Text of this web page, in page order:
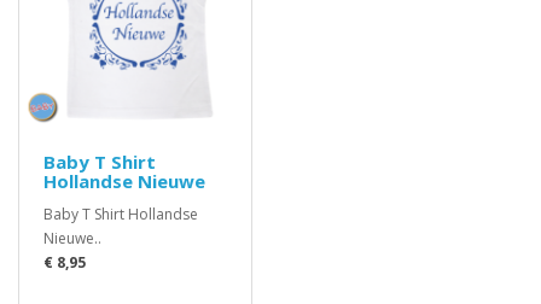
Baby T Shirt
Hollandse Nieuwe
Baby T Shirt Hollandse
Nieuwe..
€ 8,95